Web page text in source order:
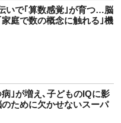
いで｢算数感覚｣が育つ…脳
庭で数の概念に触れる｣機
｣が増え､子どものIQに影
ために欠かせないスーパ